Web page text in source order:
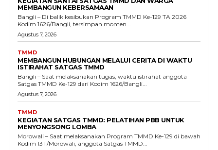
MEMBANGUN KEBERSAMAAN
Bangli – Di balik kesibukan Program TMMD Ke-129 TA 2026
Kodim 1626/Bangli, tersimpan momen...
Agustus 7, 2026
TMMD
MEMBANGUN HUBUNGAN MELALUI CERITA DI WAKTU
ISTIRAHAT SATGAS TMMD
Bangli – Saat melaksanakan tugas, waktu istirahat anggota
Satgas TMMD Ke-129 dari Kodim 1626/Bangli...
Agustus 7, 2026
TMMD
KEGIATAN SATGAS TMMD: PELATIHAN PBB UNTUK
MENYONGSONG LOMBA
Morowali – Saat melaksanakan Program TMMD Ke-129 di bawah
Kodim 1311/Morowali, anggota Satgas TMMD...